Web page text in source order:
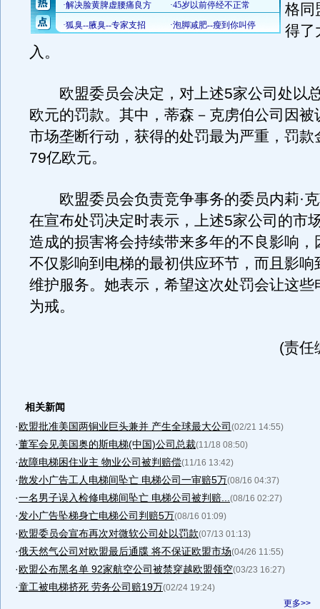
格同
得了
入。
欧盟委员会决定，对上述5家公司处以
欧元的罚款。其中，蒂森－克虏伯公司因被
市场垄断行动，获得的处罚最为严重，罚款
79亿欧元。
欧盟委员会负责竞争事务的委员内莉·克
在宣布处罚决定时表示，上述5家公司的市
造成的损害将会持续带来多年的不良影响，
不仅影响到电梯的最初供应环节，而且影响
维护服务。她表示，希望这次处罚会让这些
为戒。
(责任
相关新闻
·欧盟批准美国两铜业巨头兼并 产生全球最大公司 (02/21 14:55)
·董军会见美国奥的斯电梯(中国)公司总裁(11/18 08:50)
·故障电梯困住业主 物业公司被判赔偿(11/16 13:42)
·散发小广告工人电梯间坠亡 电梯公司一审赔5万(08/16 04:37)
·一名男子误入检修电梯间坠亡 电梯公司被判赔... (08/16 02:27)
·发小广告坠梯身亡电梯公司判赔5万(08/16 01:09)
·欧盟委员会宣布再次对微软公司处以罚款(07/13 01:13)
·俄天然气公司对欧盟最后通牒 将不保证欧盟市场(04/26 11:55)
·欧盟公布黑名单 92家航空公司被禁穿越欧盟领空(03/23 16:27)
·童工被电梯挤死 劳务公司赔19万(02/24 19:24)
更多>>